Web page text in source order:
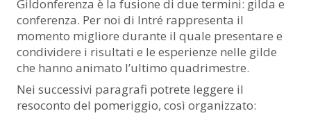
Gildonferenza è la fusione di due termini: gilda e
conferenza. Per noi di Intré rappresenta il
momento migliore durante il quale presentare e
condividere i risultati e le esperienze nelle gilde
che hanno animato l’ultimo quadrimestre.
Nei successivi paragrafi potrete leggere il
resoconto del pomeriggio, così organizzato: